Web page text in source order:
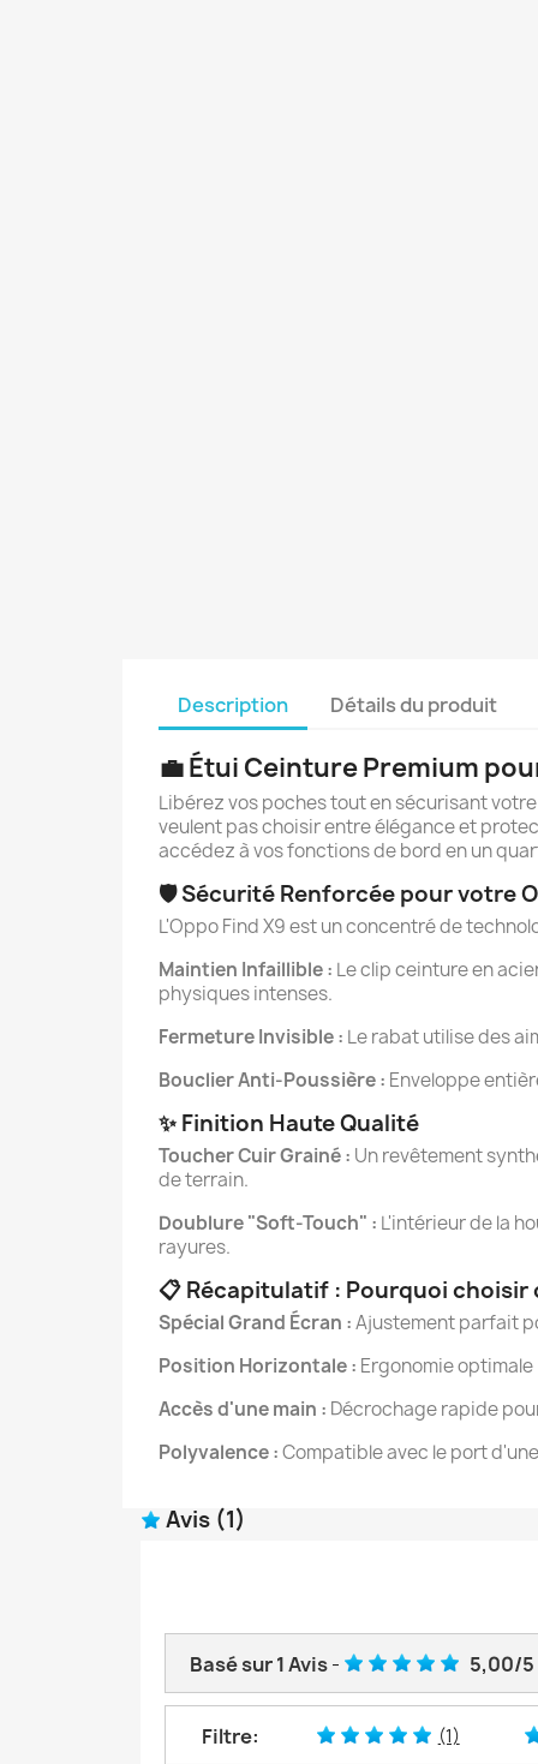
Description Détails du produit
💼 Étui Ceinture Premium
Libérez vos poches tout en sécurisant
veulent pas choisir entre élégance et
accédez à vos fonctions de bord en un
🛡️ Sécurité Renforcée pour votre
L'Oppo Find X9 est un concentré de
Maintien Infaillible : Le clip ceinture en
physiques intenses.
Fermeture Invisible : Le rabat utilise des
Bouclier Anti-Poussière : Enveloppe
✨ Finition Haute Qualité
Toucher Cuir Grainé : Un revêtement
de terrain.
Doublure "Soft-Touch" : L'intérieur de la
rayures.
📋 Récapitulatif : Pourquoi choisir
Spécial Grand Écran :Ajustement parfait
Position Horizontale : Ergonomie
Accès d'une main : Décrochage rapide
Polyvalence :Compatible avec le port
Avis (1)
Basé sur1Avis- 5,00/5
Filtre: (1)